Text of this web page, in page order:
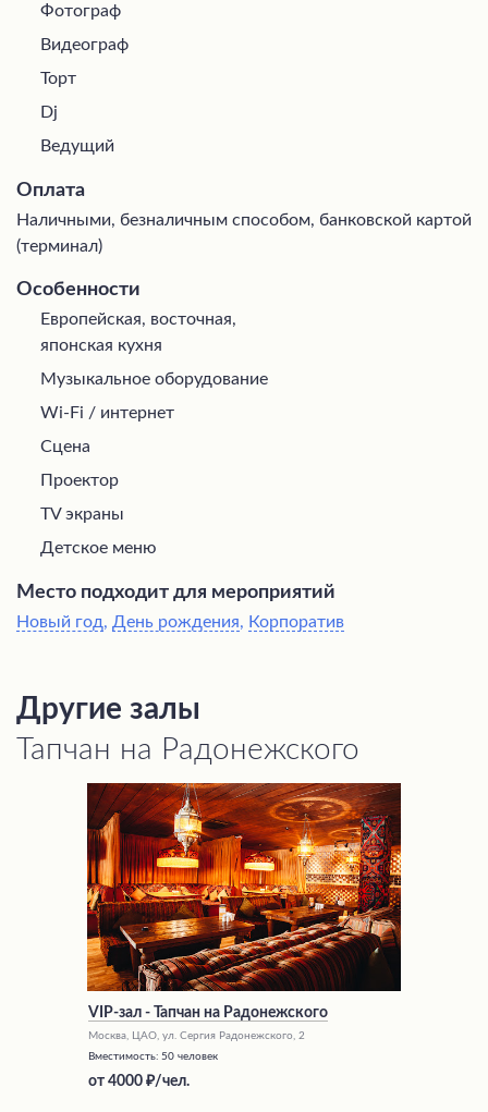
Фотограф
Видеограф
Торт
Dj
Ведущий
Оплата
Наличными, безналичным способом, банковской картой
(терминал)
Особенности
Европейская, восточная,
японская кухня
Музыкальное оборудование
Wi-Fi / интернет
Сцена
Проектор
TV экраны
Детское меню
Место подходит для мероприятий
Новый год, День рождения, Корпоратив
Другие залы
Тапчан на Радонежского
VIP-зал - Тапчан на Радонежского
Москва, ЦАО, ул. Сергия Радонежского, 2
Вместимость: 50 человек
от 4000 /чел.